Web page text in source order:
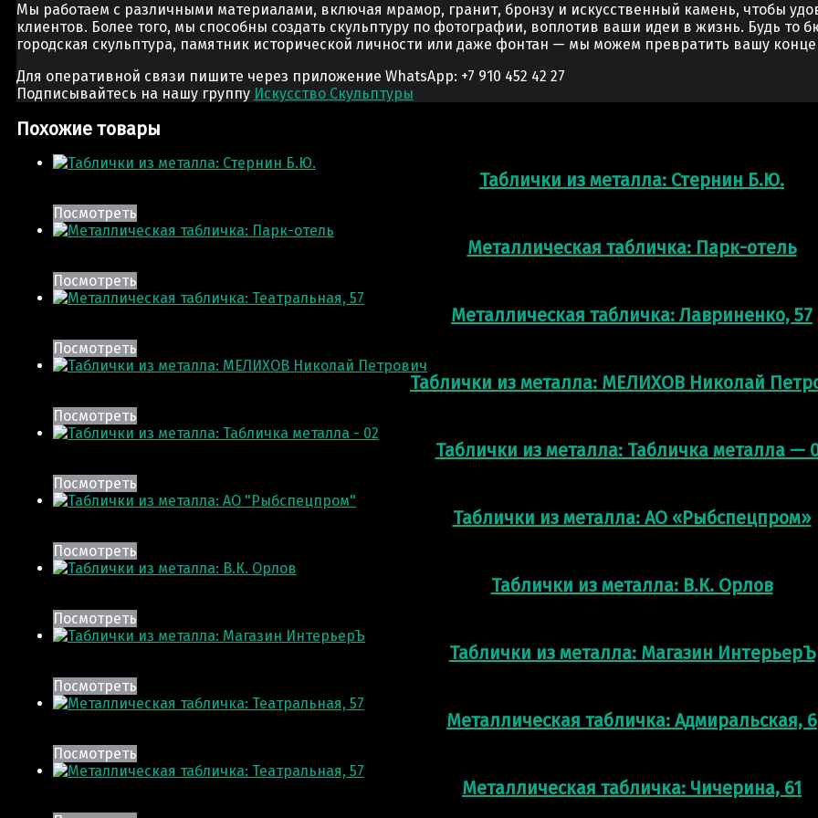
Мы работаем с различными материалами, включая мрамор, гранит, бронзу и искусственный камень, чтобы
клиентов. Более того, мы способны создать скульптуру по фотографии, воплотив ваши идеи в жизнь. Будь то
городская скульптура, памятник исторической личности или даже фонтан — мы можем превратить вашу
Для оперативной связи пишите через приложение WhatsApp: +7 910 452 42 27
Подписывайтесь на нашу группу Искусство Скульптуры
Похожие товары
Таблички из металла: Стернин Б.Ю.
Посмотреть
Металлическая табличка: Парк-отель
Посмотреть
Металлическая табличка: Лавриненко, 57
Посмотреть
Таблички из металла: МЕЛИХОВ Николай
Посмотреть
Таблички из металла: Табличка металла —
Посмотреть
Таблички из металла: АО «Рыбспецпром»
Посмотреть
Таблички из металла: В.К. Орлов
Посмотреть
Таблички из металла: Магазин ИнтерьерЪ
Посмотреть
Металлическая табличка: Адмиральская, 6
Посмотреть
Металлическая табличка: Чичерина, 61